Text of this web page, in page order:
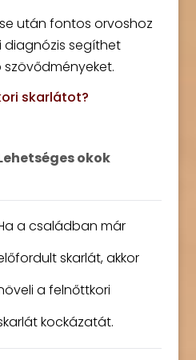
után fontos orvoshoz
diagnózis segíthet
skarlátot?
okok
a családban már
skarlát, akkor
a felnőttkori
kockázatát.